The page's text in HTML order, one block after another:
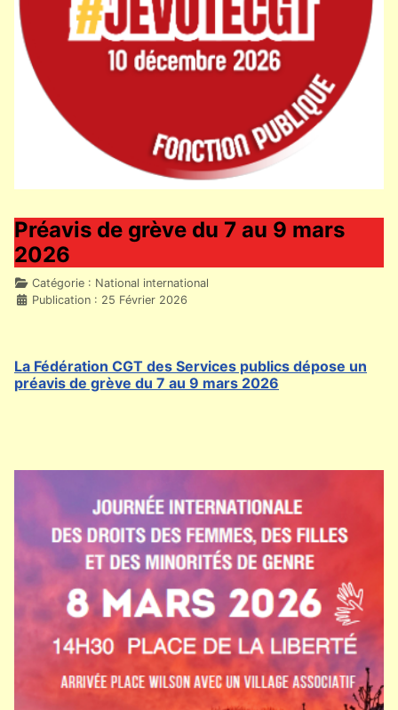
Préavis de grève du 7 au 9 mars
2026
DétailsCatégorie : National international
Publication : 25 Février 2026
La Fédération CGT des Services publics dépose un
préavis de grève du 7 au 9 mars 2026